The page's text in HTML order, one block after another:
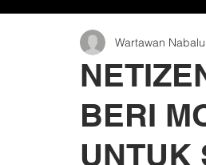
BERI
UNTUK
Wartawan